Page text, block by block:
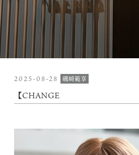
2025-08-28 磯崎範享
【CHANGE